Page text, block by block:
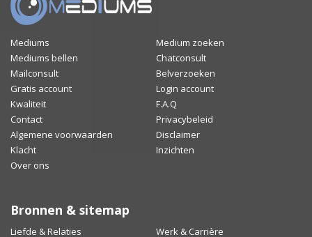
Mediums
Medium zoeken
Mediums bellen
Chatconsult
Mailconsult
Belverzoeken
Gratis account
Login account
Kwaliteit
F.A.Q
Contact
Privacybeleid
Algemene voorwaarden
Disclaimer
Klacht
Inzichten
Over ons
Bronnen & sitemap
Liefde & Relaties Werk & Carrière